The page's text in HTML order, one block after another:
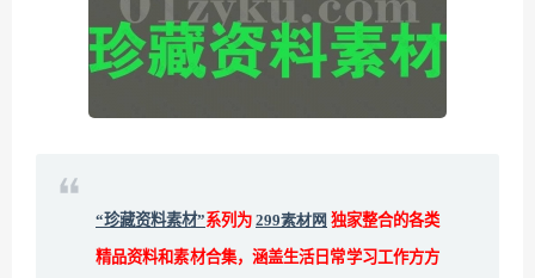
“珍藏资料素材”系列为 299素材网 独家整合的各类
精品资料和素材合集，涵盖生活日常学习工作方方